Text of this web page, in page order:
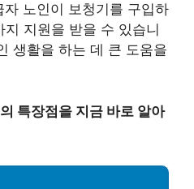
노인이 보청기를 구입하
지원을 받을 수 있습니
생활을 하는 데 큰 도움을
특장점을 지금 바로 알아